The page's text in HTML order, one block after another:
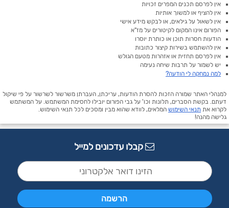
אין לפרסם תכנים המפרים זכויות
אין להציף או למשוך אותיות
אין לשאול על גילאים, או לבקש מידע אישי
הפורום אינו המקום לקיטורים על מז"א
הודעות חסרות תוכן או כותרת יוסרו
אין להשתמש בשירות קיצור כתובות
אין לפרסם תחזית או אזהרות מטעם הגולש
יש לשמור על תרבות שיחה נעימה
למה נמחקה לי הודעה?
למנהלי האתר שמורה הזכות להסרת הודעות, עריכתן, העברתן משרשור לשרשור על פי שיקול
דעתם. בקשת הסברים, תלונות וכו' על גבי הפורום יובילו לחסימת המשתמש. על המשתמש
לקרוא את תנאי השימוש המלאים, לוודא שהוא מבין ומסכים לכל תנאי השימוש.
גלישה מהנה!
קבלו עדכונים למייל